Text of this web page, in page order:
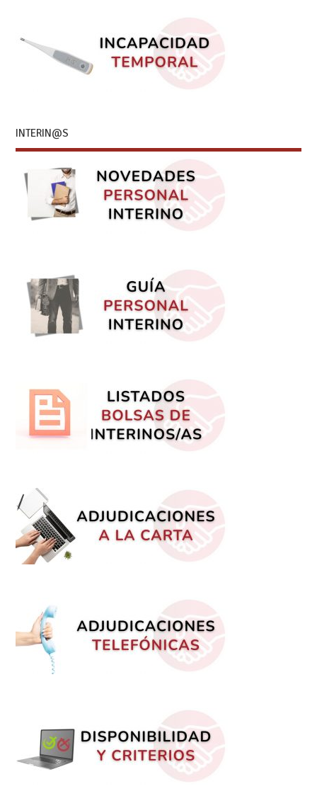
INTERIN@S